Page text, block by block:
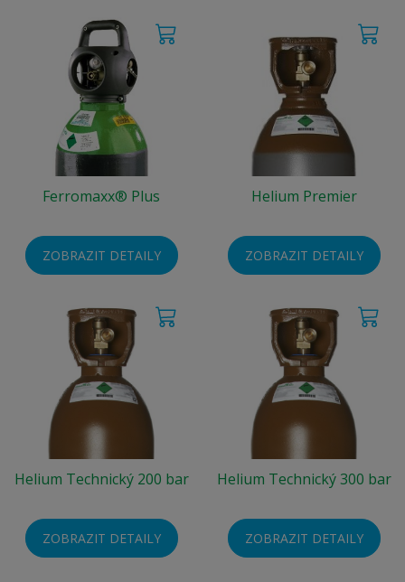
Ferromaxx® Plus
ZOBRAZIT DETAILY
Helium Premier
ZOBRAZIT DETAILY
Helium Technický 200 bar
ZOBRAZIT DETAILY
Helium Technický 300 bar
ZOBRAZIT DETAILY